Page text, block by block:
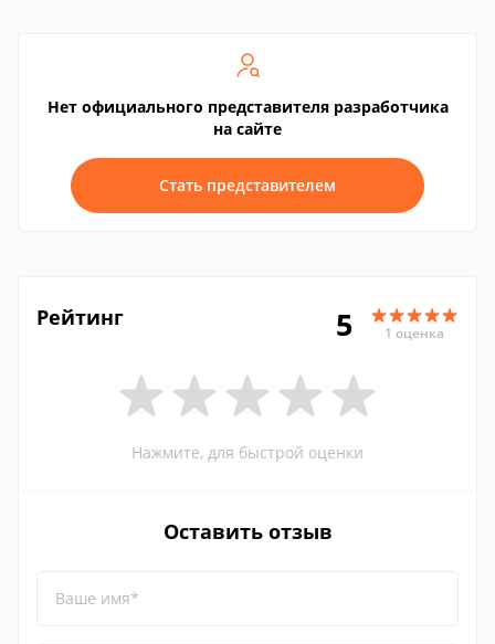
Нет официального представителя разработчика
на сайте
Стать представителем
Рейтинг 5 1 оценка
Нажмите, для быстрой оценки
Оставить отзыв
Ваше имя*